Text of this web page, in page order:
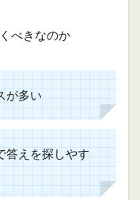
べきなのか
が多い
答えを探しやす